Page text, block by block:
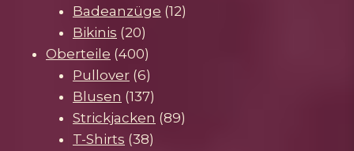
Produkte
Badeanzüge 1212
Bikinis 2020
Produkte
Oberteile 400400
Produkte
Pullover 66
Produkte
Blusen 137137
Produkte
Strickjacken 8989
T-Shirts 3838